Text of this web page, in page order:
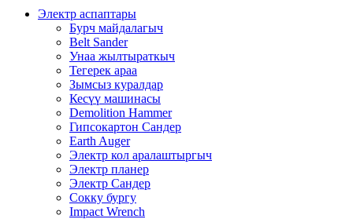
Электр аспаптары
Бурч майдалагыч
Belt Sander
Унаа жылтыраткыч
Тегерек араа
Зымсыз куралдар
Кесүү машинасы
Demolition Hammer
Гипсокартон Сандер
Earth Auger
Электр кол аралаштыргыч
Электр планер
Электр Сандер
Сокку бургу
Impact Wrench